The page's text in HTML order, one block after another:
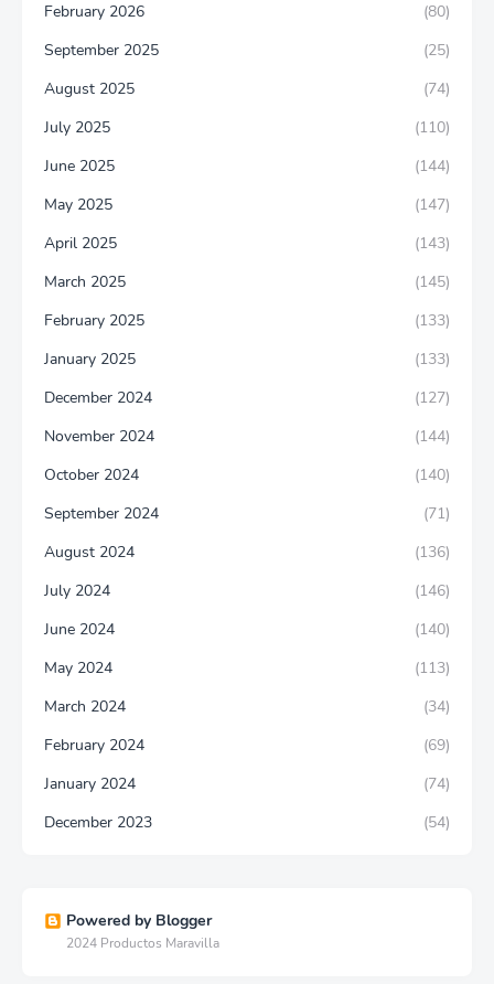
February 2026
(80)
September 2025
(25)
August 2025
(74)
July 2025
(110)
June 2025
(144)
May 2025
(147)
April 2025
(143)
March 2025
(145)
February 2025
(133)
January 2025
(133)
December 2024
(127)
November 2024
(144)
October 2024
(140)
September 2024
(71)
August 2024
(136)
July 2024
(146)
June 2024
(140)
May 2024
(113)
March 2024
(34)
February 2024
(69)
January 2024
(74)
December 2023
(54)
Powered by Blogger
2024 Productos Maravilla